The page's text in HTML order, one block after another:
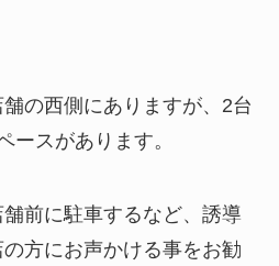
の西側にありますが、2台
ースがあります。
前に駐車するなど、誘導
方にお声かける事をお勧